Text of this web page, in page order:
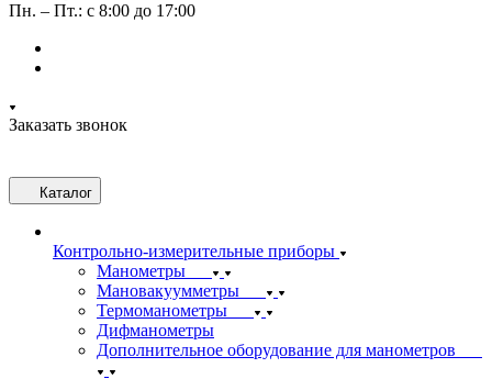
Пн. – Пт.: с 8:00 до 17:00
Заказать звонок
Каталог
Контрольно-измерительные приборы
Манометры
Мановакуумметры
Термоманометры
Дифманометры
Дополнительное оборудование для манометров